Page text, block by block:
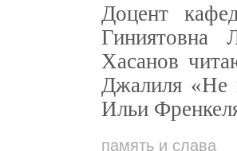
Доцент
Гиниятовна
Хасанов
Джалиля «Не
Ильи
память и слава